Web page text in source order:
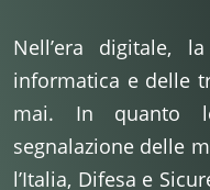
Nell’era digitale,
informatica e delle
mai. In quanto
segnalazione delle
l’Italia, Difesa e